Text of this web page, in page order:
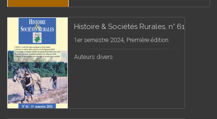
Histoire & Sociétés Rurales, n° 61
1er semestre 2024, Première édition
Auteurs divers